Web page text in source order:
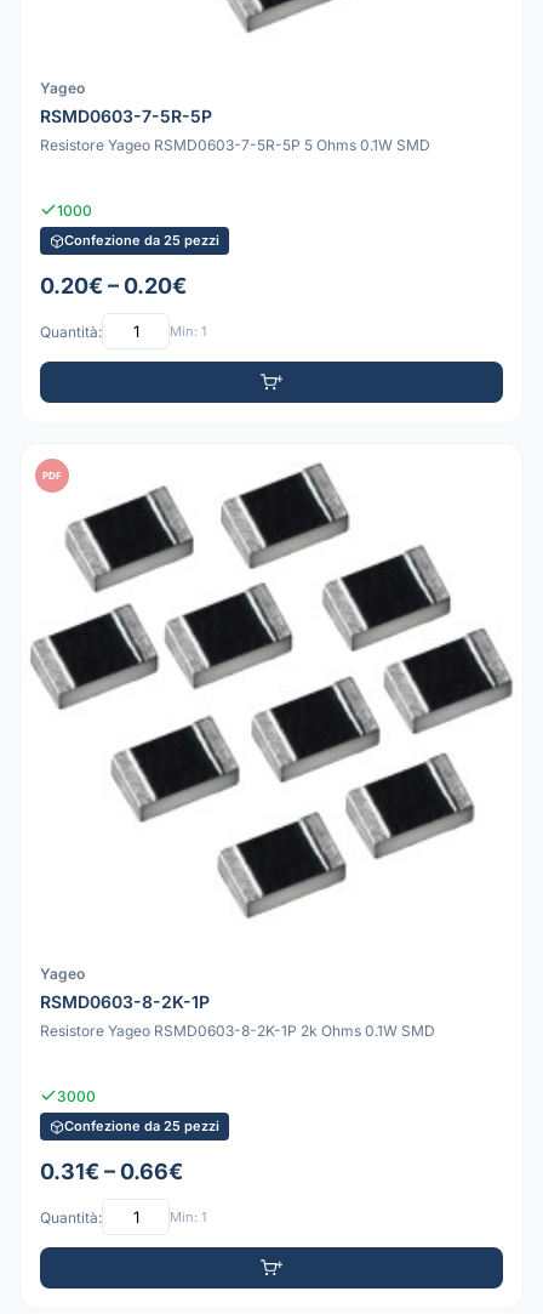
Yageo
RSMD0603-7-5R-5P
Resistore Yageo RSMD0603-7-5R-5P 5 Ohms 0.1W SMD
1000
Confezione da 25 pezzi
0.20€ – 0.20€
Quantità: Min: 1
PDF
Yageo
RSMD0603-8-2K-1P
Resistore Yageo RSMD0603-8-2K-1P 2k Ohms 0.1W SMD
3000
Confezione da 25 pezzi
0.31€ – 0.66€
Quantità: Min: 1